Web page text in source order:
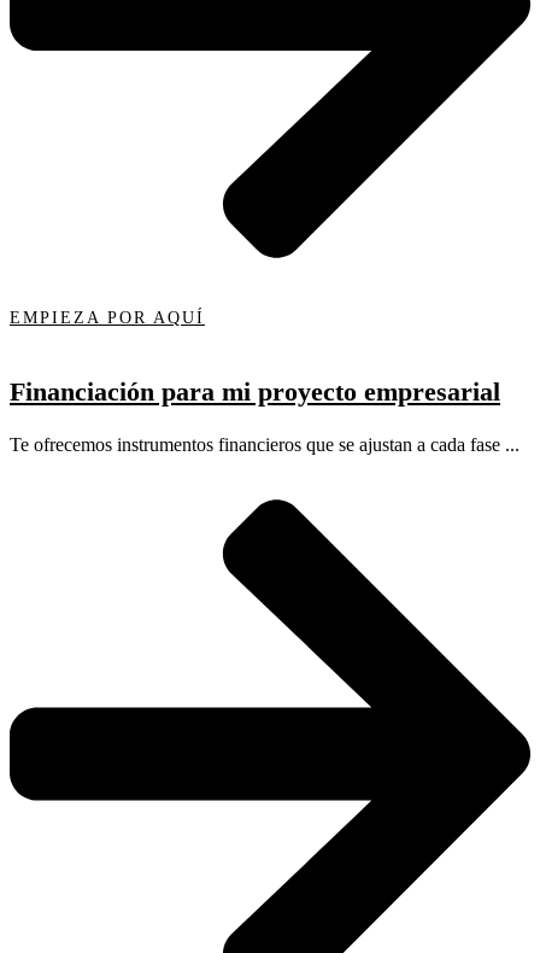
EMPIEZA POR AQUÍ
Financiación para mi proyecto empresarial
Te ofrecemos instrumentos financieros que se ajustan a cada fase ...